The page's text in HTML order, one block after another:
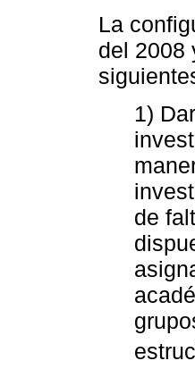
La
del 2008
1)
de